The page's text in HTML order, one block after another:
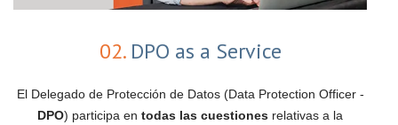
02.DPO as a Service
El Delegado de Protección de Datos (Data Protection Officer -
DPO) participa en todas las cuestiones relativas a la